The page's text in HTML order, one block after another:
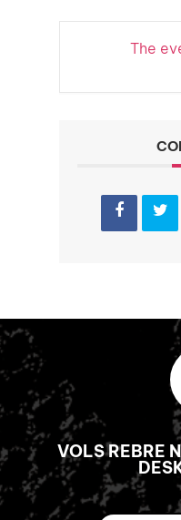
The
VOLS REBRE